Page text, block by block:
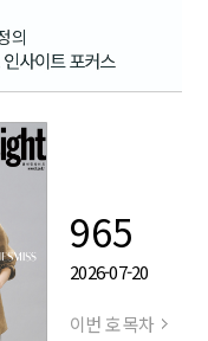
965
2026-07-20
이번 호 목차